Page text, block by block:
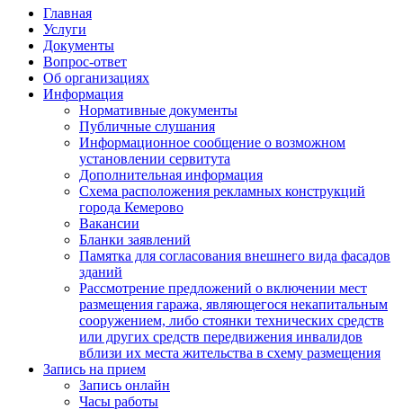
Главная
Услуги
Документы
Вопрос-ответ
Об организациях
Информация
Нормативные документы
Публичные слушания
Информационное сообщение о возможном
установлении сервитута
Дополнительная информация
Схема расположения рекламных конструкций
города Кемерово
Вакансии
Бланки заявлений
Памятка для согласования внешнего вида фасадов
зданий
Рассмотрение предложений о включении мест
размещения гаража, являющегося некапитальным
сооружением, либо стоянки технических средств
или других средств передвижения инвалидов
вблизи их места жительства в схему размещения
Запись на прием
Запись онлайн
Часы работы